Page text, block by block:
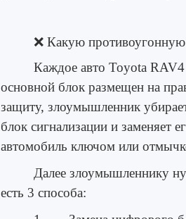
❌Какую
Каждое авто Toyota
основной блок размещен на
защиту, злоумышленник
блок сигнализации и заменяет
автомобиль ключом или
Далее злоумышленнику
есть 3 способа: